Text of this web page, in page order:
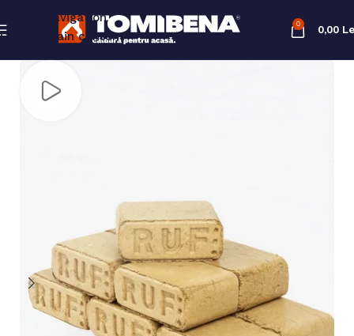
Skip to navigation
Skip to main content
0
0,00